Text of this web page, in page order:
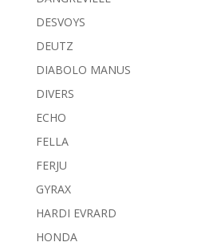
DESVOYS
DEUTZ
DIABOLO MANUS
DIVERS
ECHO
FELLA
FERJU
GYRAX
HARDI EVRARD
HONDA